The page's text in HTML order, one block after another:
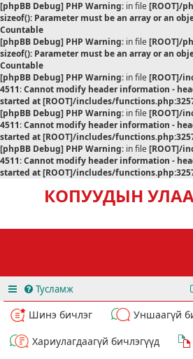
[phpBB Debug] PHP Warning: in file[ROOT]/
sizeof(): Parameter must be an array or an
Countable
[phpBB Debug] PHP Warning: in file[ROOT]/
sizeof(): Parameter must be an array or an
Countable
[phpBB Debug] PHP Warning: in file[ROOT]/
4511:Cannot modify header information -
started at [ROOT]/includes/
[phpBB Debug] PHP Warning: in file[ROOT]/
4511:Cannot modify header information -
started at [ROOT]/includes/
[phpBB Debug] PHP Warning: in file[ROOT]/
4511:Cannot modify header information -
started at [ROOT]/includes/
КОПУУДЫН
Тусламж
Шинэ бичлэг
Уншаагүй
Хариулагдаагүй бичлэгүүд